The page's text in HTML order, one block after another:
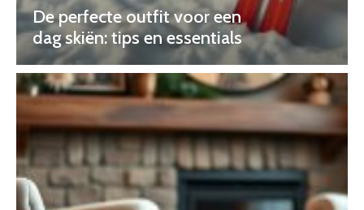
De perfecte outfit voor een
dag skiën: tips en essentials